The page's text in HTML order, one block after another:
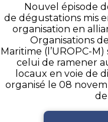
Nouvel épisode
de dégustations mis
organisation en
Organisations
Maritime (l’UROPC-
celui de ramener
locaux en voie de
organisé le 08